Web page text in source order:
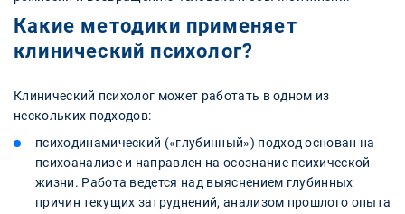
Какие методики применяет
клинический психолог?
Клинический психолог может работать в одном из
нескольких подходов:
психодинамический («глубинный») подход основан на
психоанализе и направлен на осознание психической
жизни. Работа ведется над выяснением глубинных
причин текущих затруднений, анализом прошлого опыта